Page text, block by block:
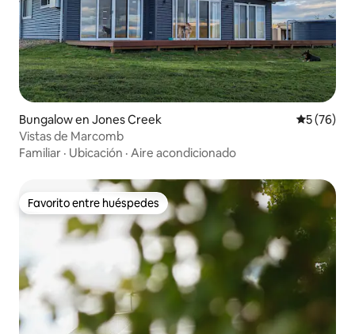
Bungalow en Jones Creek
5 (76)
Vistas de Marcomb
Familiar · Ubicación · Aire acondicionado
Favorito entre huéspedes
Favorito entre huéspedes